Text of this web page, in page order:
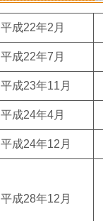
平成22年2月
平成22年7月
平成23年11月
平成24年4月
平成24年12月
平成28年12月